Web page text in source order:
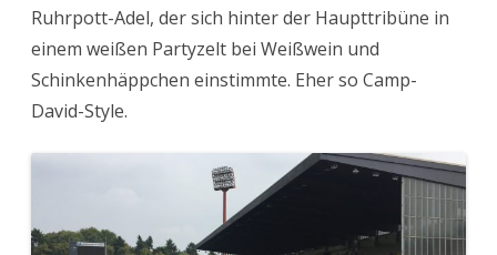
Ruhrpott-Adel, der sich hinter der Haupttribüne in
einem weißen Partyzelt bei Weißwein und
Schinkenhäppchen einstimmte. Eher so Camp-
David-Style.